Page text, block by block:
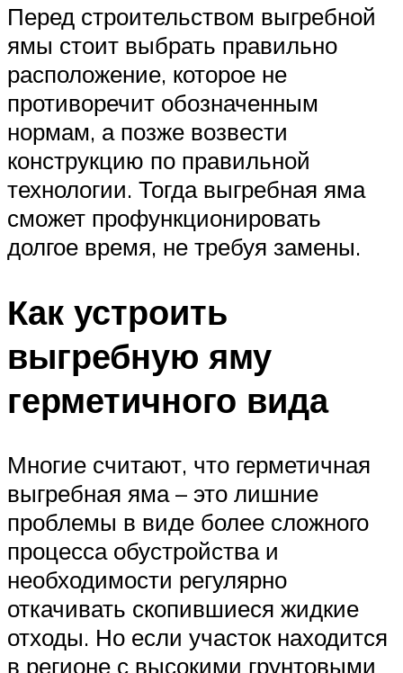
Перед строительством выгребной
ямы стоит выбрать правильно
расположение, которое не
противоречит обозначенным
нормам, а позже возвести
конструкцию по правильной
технологии. Тогда выгребная яма
сможет профункционировать
долгое время, не требуя замены.
Как устроить
выгребную яму
герметичного вида
Многие считают, что герметичная
выгребная яма – это лишние
проблемы в виде более сложного
процесса обустройства и
необходимости регулярно
откачивать скопившиеся жидкие
отходы. Но если участок находится
в регионе с высокими грунтовыми